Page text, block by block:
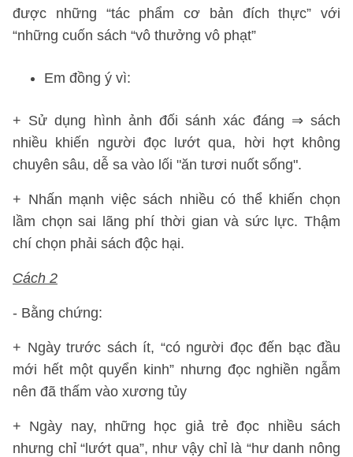
được những “tác phẩm cơ bản đích thực” với
“những cuốn sách “vô thưởng vô phạt”
Em đồng ý vì:
+ Sử dụng hình ảnh đối sánh xác đáng ⇒ sách
nhiều khiến người đọc lướt qua, hời hợt không
chuyên sâu, dễ sa vào lối "ăn tươi nuốt sống".
+ Nhấn mạnh việc sách nhiều có thể khiến chọn
lầm chọn sai lãng phí thời gian và sức lực. Thậm
chí chọn phải sách độc hại.
Cách 2
- Bằng chứng:
+ Ngày trước sách ít, “có người đọc đến bạc đầu
mới hết một quyển kinh” nhưng đọc nghiền ngẫm
nên đã thấm vào xương tủy
+ Ngày nay, những học giả trẻ đọc nhiều sách
nhưng chỉ “lướt qua”, như vậy chỉ là “hư danh nông